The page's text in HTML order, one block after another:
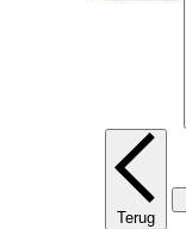
Terug